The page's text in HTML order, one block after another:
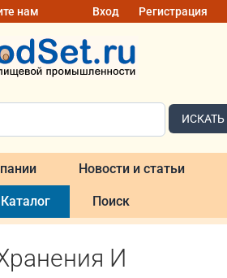
нам Вход Регистрация
ИСКАТЬ
Новости и статьи
Каталог Поиск
И